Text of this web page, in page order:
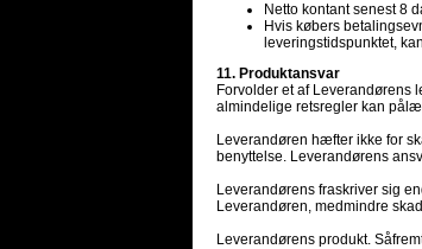
Netto kontant senest 8
Hvis købers
leveringstidspunktet,
11. Produktansvar
Forvolder et af Leverandørens
almindelige retsregler kan
Leverandøren hæfter ikke for
benyttelse. Leverandørens
Leverandørens fraskriver sig
Leverandøren, medmindre
Leverandørens produkt.